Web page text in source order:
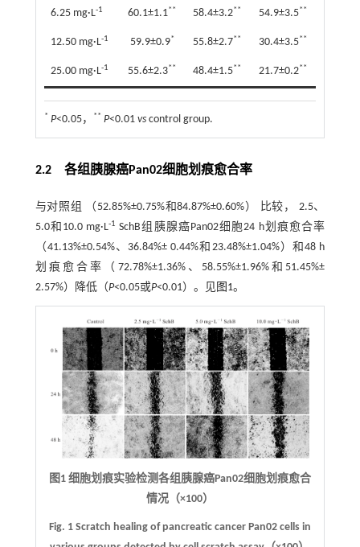
6.25 mg·L-1 60.1±1.1** 58.4±3.2** 54.9±3.5**
12.50 mg·L-1 59.9±0.9* 55.8±2.7** 30.4±3.5**
25.00 mg·L-1 55.6±2.3** 48.4±1.5** 21.7±0.2**
* P<0.05， ** P<0.01 vscontrol group.
2.2 各组胰腺癌Pan02细胞划痕愈合率
与对照组 （52.85%±0.75%和84.87%±0.60%） 比较， 2.5、
5.0和10.0 mg·L-1 SchB组胰腺癌Pan02细胞24 h划痕愈合率
（41.13%±0.54%、36.84%± 0.44%和23.48%±1.04%）和48 h
划痕愈合率（72.78%±1.36%、58.55%±1.96%和51.45%±
2.57%）降低（P<0.05或P<0.01）。见图1。
图1 细胞划痕实验检测各组胰腺癌Pan02细胞划痕愈合
情况（×100）
Fig. 1 Scratch healing of pancreatic cancer Pan02 cells in